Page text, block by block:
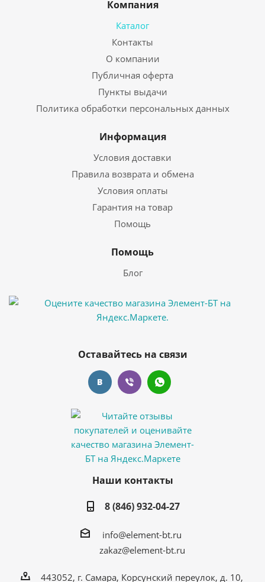
Компания
Каталог
Контакты
О компании
Публичная оферта
Пункты выдачи
Политика обработки персональных данных
Информация
Условия доставки
Правила возврата и обмена
Условия оплаты
Гарантия на товар
Помощь
Помощь
Блог
Оставайтесь на связи
Наши контакты
8 (846) 932-04-27
info@element-bt.ru
zakaz@element-bt.ru
443052, г. Самара, Корсунский переулок, д. 10,